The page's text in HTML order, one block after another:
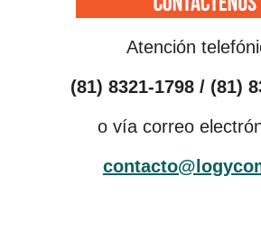
Atención
(81) 8321-1798 / (81)
o vía correo